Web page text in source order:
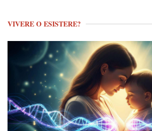
VIVERE O ESISTERE?